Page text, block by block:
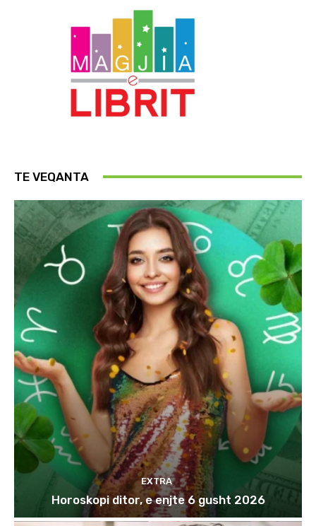
TE VEQANTA
EXTRA
Horoskopi ditor, e enjte 6 gusht 2026